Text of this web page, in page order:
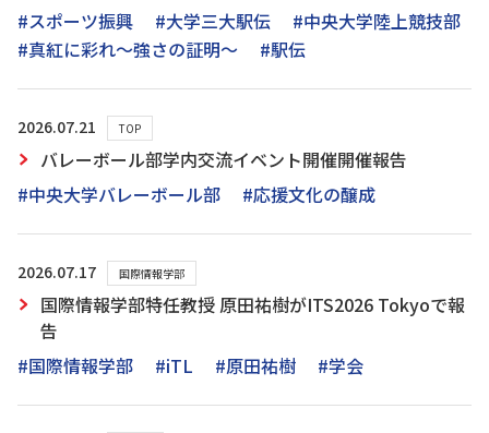
#スポーツ振興
#大学三大駅伝
#中央大学陸上競技部
#真紅に彩れ〜強さの証明〜
#駅伝
2026.07.21 TOP
バレーボール部学内交流イベント開催開催報告
#中央大学バレーボール部
#応援文化の醸成
2026.07.17 国際情報学部
国際情報学部特任教授 原田祐樹がITS2026 Tokyoで報
告
#国際情報学部
#iTL #原田祐樹 #学会